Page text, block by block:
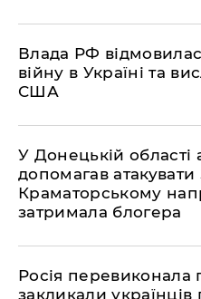
Влада РФ
війну в Україні та
США
У Донецькій області
допомагав
Краматорському
затримала блогера
Росія перевиконала
закликали українців